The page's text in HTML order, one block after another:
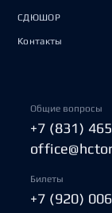
СДЮШОР
Контакты
Общие вопросы
+7 (831)
Билеты
+7 (920)